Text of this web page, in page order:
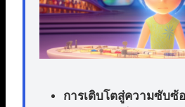
การเติบโตสู่ความซับซ้